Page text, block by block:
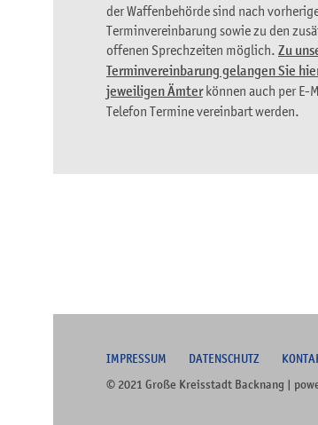
der Waffenbehörde sind nach
Terminvereinbarung sowie zu den
offenen Sprechzeiten möglich. Zu
Terminvereinbarung gelangen Sie
jeweiligen Ämterkönnen auch per E-
Telefon Termine vereinbart werden.
IMPRESSUM DATENSCHUTZ
© 2021 Große Kreisstadt Backnang |